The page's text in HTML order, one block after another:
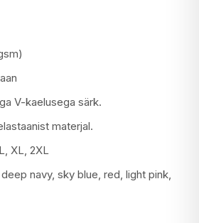
V-kaelusega särk.
materjal.
XL, 2XL
navy, sky blue, red, light pink,